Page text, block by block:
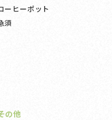
ーヒーポット
須
の他